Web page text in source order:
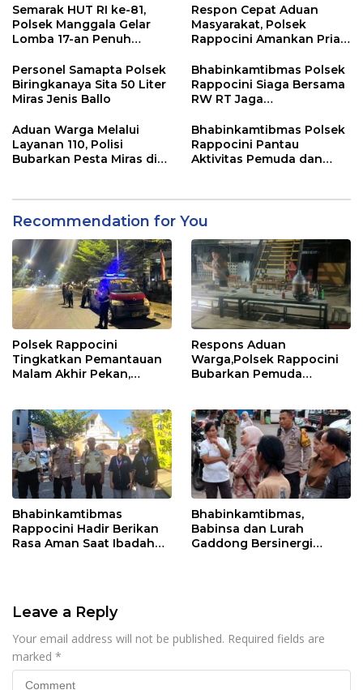
Pendapat Warga
Semarak HUT RI ke-81,
Polsek Manggala Gelar
Lomba 17-an Penuh
Respon Cepat Aduan
Masyarakat, Polsek
Rappocini Amankan Pria
Keributan
Personel Samapta Polsek
Biringkanaya Sita 50 Liter
Miras Jenis Ballo
Bhabinkamtibmas Polsek
Rappocini Siaga Bersama
RW RT Jaga
Aduan Warga Melalui
Layanan 110, Polisi
Bubarkan Pesta Miras di
Bhabinkamtibmas Polsek
Rappocini Pantau
Aktivitas Pemuda dan
Recommendation for You
Polsek Rappocini
Tingkatkan Pemantauan
Malam Akhir Pekan,
Respons Aduan
Warga,Polsek Rappocini
Bubarkan Pemuda
Bhabinkamtibmas
Rappocini Hadir Berikan
Rasa Aman Saat Ibadah
Bhabinkamtibmas,
Babinsa dan Lurah
Gaddong Bersinergi
Leave a Reply
Your email address will not be published. Required fields are
marked *